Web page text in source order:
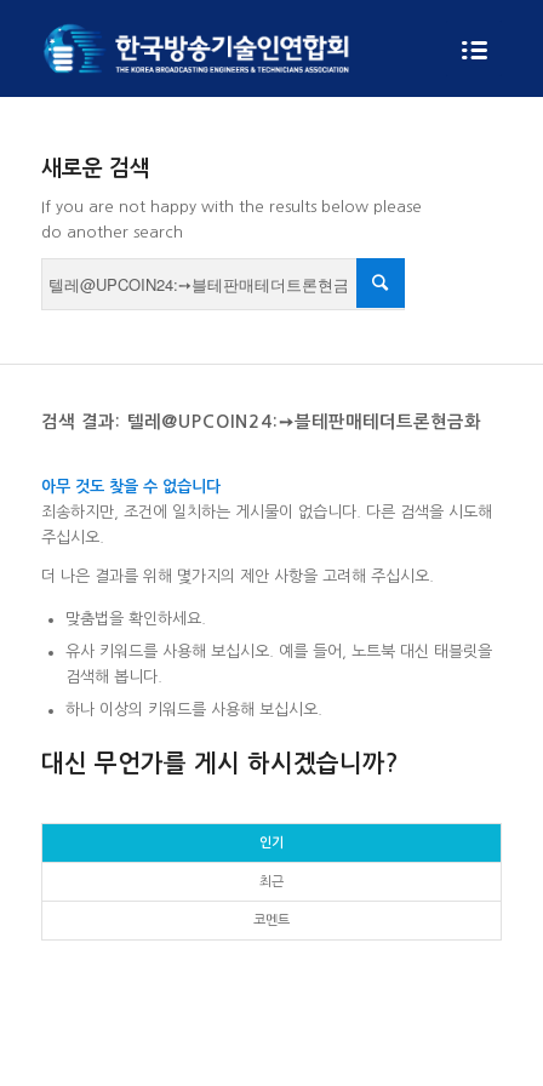
새로운 검색
If you are not happy with the results below please
do another search
검색 결과: 텔레@UPCOIN24:➙블테판매테더트론현금화
아무 것도 찾을 수 없습니다
죄송하지만, 조건에 일치하는 게시물이 없습니다. 다른 검색을 시도해
주십시오.
더 나은 결과를 위해 몇가지의 제안 사항을 고려해 주십시오.
맞춤법을 확인하세요.
유사 키워드를 사용해 보십시오. 예를 들어, 노트북 대신 태블릿을
검색해 봅니다.
하나 이상의 키워드를 사용해 보십시오.
대신 무언가를 게시 하시겠습니까?
인기
최근
코멘트